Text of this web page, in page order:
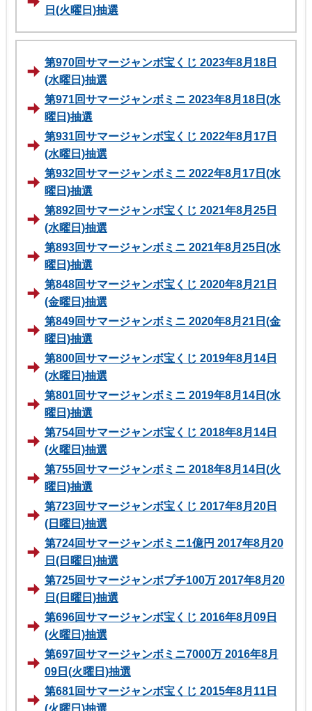
日(火曜日)抽選
第970回サマージャンボ宝くじ 2023年8月18日
(水曜日)抽選
第971回サマージャンボミニ 2023年8月18日(水
曜日)抽選
第931回サマージャンボ宝くじ 2022年8月17日
(水曜日)抽選
第932回サマージャンボミニ 2022年8月17日(水
曜日)抽選
第892回サマージャンボ宝くじ 2021年8月25日
(水曜日)抽選
第893回サマージャンボミニ 2021年8月25日(水
曜日)抽選
第848回サマージャンボ宝くじ 2020年8月21日
(金曜日)抽選
第849回サマージャンボミニ 2020年8月21日(金
曜日)抽選
第800回サマージャンボ宝くじ 2019年8月14日
(水曜日)抽選
第801回サマージャンボミニ 2019年8月14日(水
曜日)抽選
第754回サマージャンボ宝くじ 2018年8月14日
(火曜日)抽選
第755回サマージャンボミニ 2018年8月14日(火
曜日)抽選
第723回サマージャンボ宝くじ 2017年8月20日
(日曜日)抽選
第724回サマージャンボミニ1億円 2017年8月20
日(日曜日)抽選
第725回サマージャンボプチ100万 2017年8月20
日(日曜日)抽選
第696回サマージャンボ宝くじ 2016年8月09日
(火曜日)抽選
第697回サマージャンボミニ7000万 2016年8月
09日(火曜日)抽選
第681回サマージャンボ宝くじ 2015年8月11日